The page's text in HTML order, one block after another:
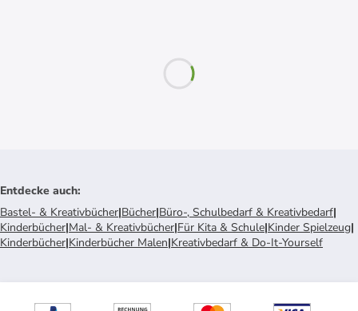
Entdecke auch:
Bastel- & Kreativbücher|Bücher|Büro-, Schulbedarf & Kreativbedarf|
Kinderbücher|Mal- & Kreativbücher|Für Kita & Schule|Kinder Spielzeug|
Kinderbücher|Kinderbücher Malen|Kreativbedarf & Do-It-Yourself